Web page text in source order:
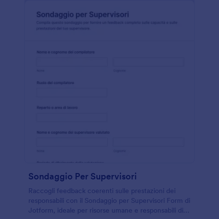
Sondaggio Per Supervisori
Raccogli feedback coerenti sulle prestazioni dei
responsabili con il Sondaggio per Supervisori Form di
Jotform, ideale per risorse umane e responsabili di